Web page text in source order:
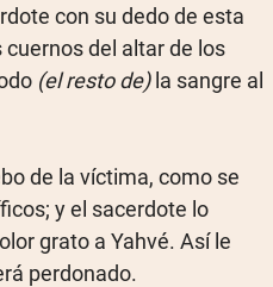
con su dedo de esta
del altar de los
(el resto de)la sangre al
de la víctima, como se
y el sacerdote lo
grato a Yahvé. Así le
perdonado.